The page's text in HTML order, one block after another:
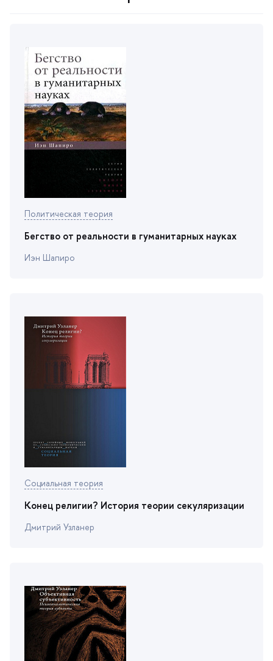
Политическая теория
Бегство от реальности в гуманитарных науках
Иэн Шапиро
Социальная теория
Конец религии? История теории секуляризации
Дмитрий Узланер